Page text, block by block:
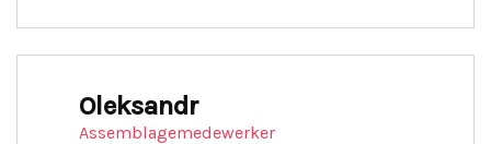
Oleksandr
Assemblagemedewerker